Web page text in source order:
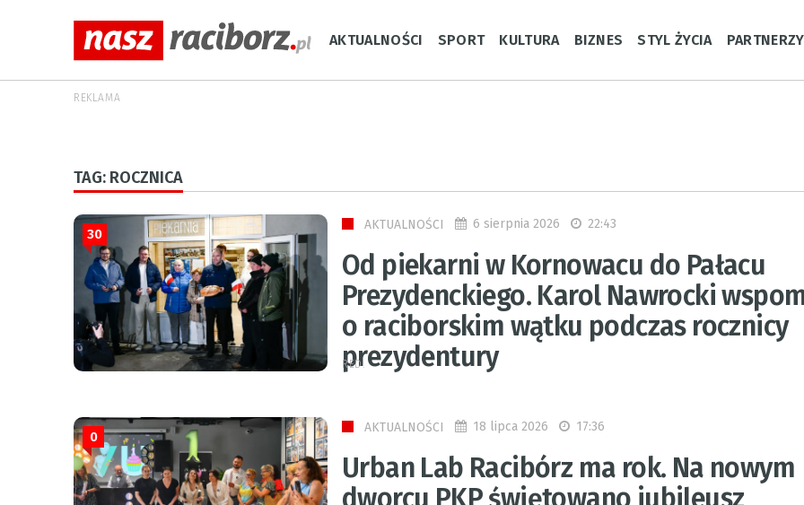
AKTUALNOŚCI SPORT KULTURA BIZNES STYL ŻYCIA PARTNERZY
REKLAMA
TAG: ROCZNICA
AKTUALNOŚCI 6 sierpnia 2026 22:43
Od piekarni w Kornowacu do Pałacu
Prezydenckiego. Karol Nawrocki
o raciborskim wątku podczas rocznicy
prezydentury
30
RED.
AKTUALNOŚCI 18 lipca 2026 17:36
Urban Lab Racibórz ma rok. Na nowym
dworcu PKP świętowano jubileusz
0